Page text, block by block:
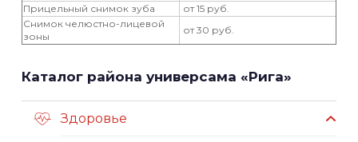
Прицельный снимок зуба
от 15 руб.
Снимок челюстно-лицевой
зоны
от 30 руб.
Каталог района универсама «Рига»
Здоровье